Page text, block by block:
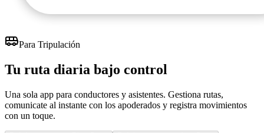
Para Tripulación
Tu ruta diaria bajo control
Una sola app para conductores y asistentes. Gestiona rutas,
comunicate al instante con los apoderados y registra movimientos
con un toque.